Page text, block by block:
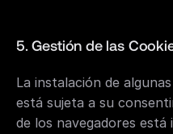
5. Gestión de las
La instalación de
está sujeta a su
de los navegadores